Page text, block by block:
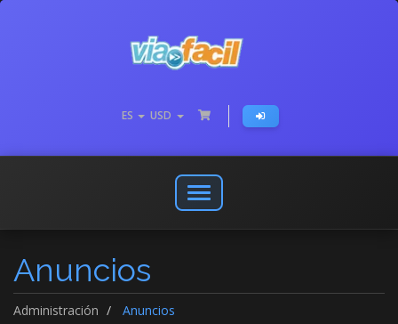
ES USD
Abrir
o
Anuncios
Administración Anuncios